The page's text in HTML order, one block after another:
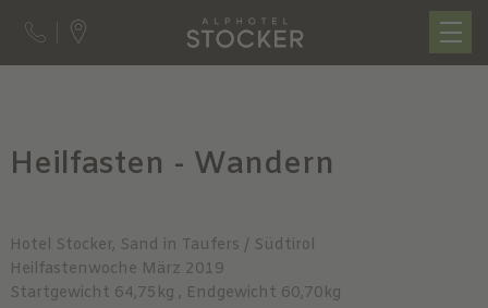
Heilfasten - Wandern
Hotel Stocker, Sand in Taufers / Südtirol
Heilfastenwoche März 2019
Startgewicht 64,75kg , Endgewicht 60,70kg